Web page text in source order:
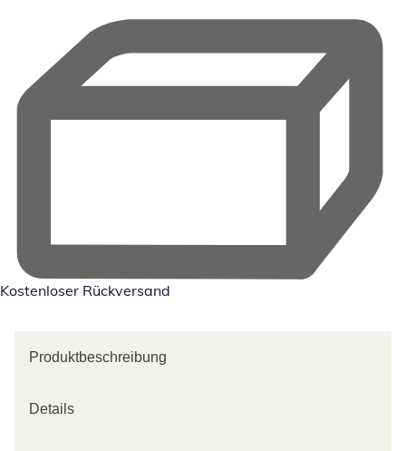
Kostenloser Rückversand
Produktbeschreibung
Details